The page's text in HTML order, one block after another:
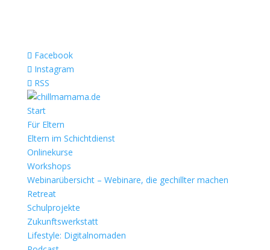
Facebook
Instagram
RSS
Start
Für Eltern
Eltern im Schichtdienst
Onlinekurse
Workshops
Webinarübersicht – Webinare, die gechillter machen
Retreat
Schulprojekte
Zukunftswerkstatt
Lifestyle: Digitalnomaden